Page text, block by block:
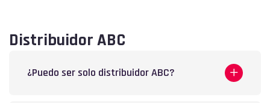
Distribuidor ABC
¿Puedo ser solo distribuidor ABC?